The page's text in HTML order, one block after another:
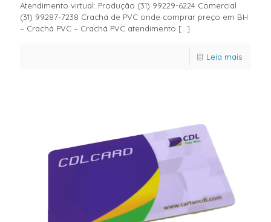
Atendimento virtual: Produção (31) 99229-6224 Comercial
(31) 99287-7238 Crachá de PVC onde comprar preço em BH
– Crachá PVC – Crachá PVC atendimento […]
Leia mais